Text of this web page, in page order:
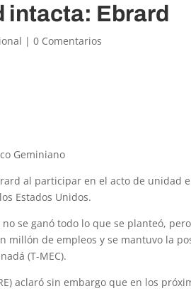
intacta: Ebrard
|0 Comentarios
Geminiano
al participar en el acto de unidad
Estados Unidos.
se ganó todo lo que se planteó,
millón de empleos y se mantuvo la
(T-MEC).
aclaró sin embargo que en los